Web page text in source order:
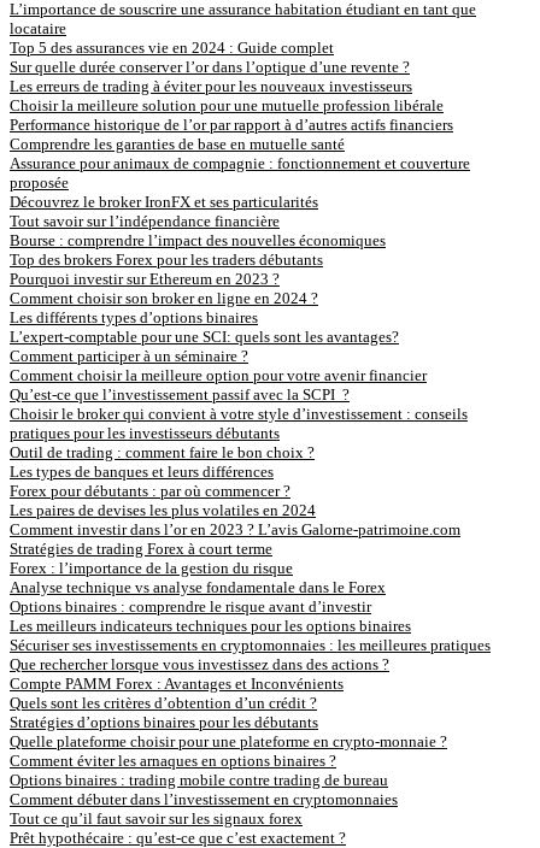
L’importance de souscrire une assurance habitation étudiant en tant que
locataire
Top 5 des assurances vie en 2024 : Guide complet
Sur quelle durée conserver l’or dans l’optique d’une revente ?
Les erreurs de trading à éviter pour les nouveaux investisseurs
Choisir la meilleure solution pour une mutuelle profession libérale
Performance historique de l’or par rapport à d’autres actifs financiers
Comprendre les garanties de base en mutuelle santé
Assurance pour animaux de compagnie : fonctionnement et couverture
proposée
Découvrez le broker IronFX et ses particularités
Tout savoir sur l’indépendance financière
Bourse : comprendre l’impact des nouvelles économiques
Top des brokers Forex pour les traders débutants
Pourquoi investir sur Ethereum en 2023 ?
Comment choisir son broker en ligne en 2024 ?
Les différents types d’options binaires
L’expert-comptable pour une SCI: quels sont les avantages?
Comment participer à un séminaire ?
Comment choisir la meilleure option pour votre avenir financier
Qu’est-ce que l’investissement passif avec la SCPI ?
Choisir le broker qui convient à votre style d’investissement : conseils
pratiques pour les investisseurs débutants
Outil de trading : comment faire le bon choix ?
Les types de banques et leurs différences
Forex pour débutants : par où commencer ?
Les paires de devises les plus volatiles en 2024
Comment investir dans l’or en 2023 ? L’avis Galorne-patrimoine.com
Stratégies de trading Forex à court terme
Forex : l’importance de la gestion du risque
Analyse technique vs analyse fondamentale dans le Forex
Options binaires : comprendre le risque avant d’investir
Les meilleurs indicateurs techniques pour les options binaires
Sécuriser ses investissements en cryptomonnaies : les meilleures pratiques
Que rechercher lorsque vous investissez dans des actions ?
Compte PAMM Forex : Avantages et Inconvénients
Quels sont les critères d’obtention d’un crédit ?
Stratégies d’options binaires pour les débutants
Quelle plateforme choisir pour une plateforme en crypto-monnaie ?
Comment éviter les arnaques en options binaires ?
Options binaires : trading mobile contre trading de bureau
Comment débuter dans l’investissement en cryptomonnaies
Tout ce qu’il faut savoir sur les signaux forex
Prêt hypothécaire : qu’est-ce que c’est exactement ?